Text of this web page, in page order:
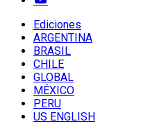
Ediciones
ARGENTINA
BRASIL
CHILE
GLOBAL
MÉXICO
PERU
US ENGLISH